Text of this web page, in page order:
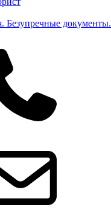
Безупречные документы.